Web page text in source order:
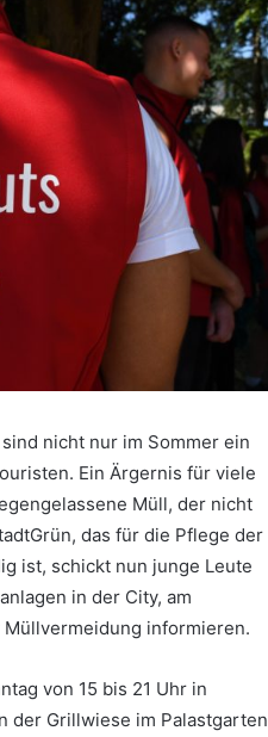
nicht nur im Sommer ein
Ein Ärgernis für viele
Müll, der nicht
das für die Pflege der
ist, schickt nun junge Leute
in der City, am
informieren.
von 15 bis 21 Uhr in
der Grillwiese im Palastgarten